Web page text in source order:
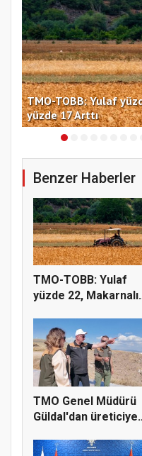
TMO-TOBB: Yulaf
yüzde 17 Arttı
Benzer Haberler
TMO-TOBB: Yulaf
yüzde 22,
TMO Genel Müdürü
Güldal'dan üreticiye